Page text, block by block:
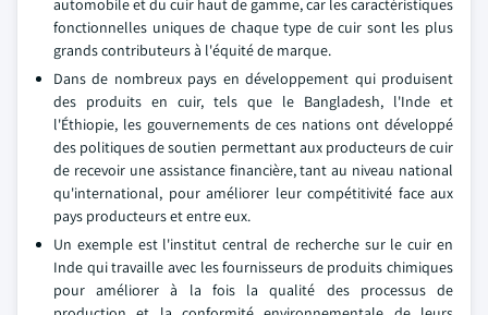
automobile et du cuir haut de gamme, car les caractéristiques
fonctionnelles uniques de chaque type de cuir sont les plus
grands contributeurs à l'équité de marque.
Dans de nombreux pays en développement qui produisent
des produits en cuir, tels que le Bangladesh, l'Inde et
l'Éthiopie, les gouvernements de ces nations ont développé
des politiques de soutien permettant aux producteurs de cuir
de recevoir une assistance financière, tant au niveau national
qu'international, pour améliorer leur compétitivité face aux
pays producteurs et entre eux.
Un exemple est l'institut central de recherche sur le cuir en
Inde qui travaille avec les fournisseurs de produits chimiques
pour améliorer à la fois la qualité des processus de